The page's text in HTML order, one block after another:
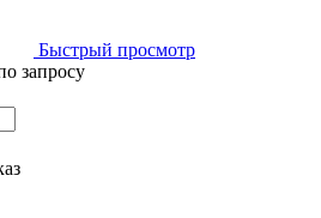
Быстрый просмотр
запросу